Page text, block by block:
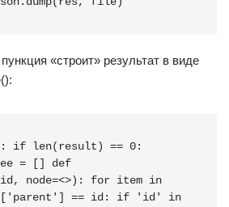
«строит» результат в виде
if len(result) == 0:
= [] def
node=<>): for item in
== id: if 'id' in